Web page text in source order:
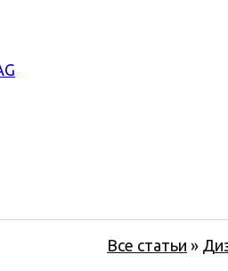
Все статьи »